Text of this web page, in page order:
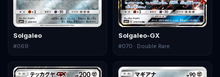
Solgaleo
#069
Solgaleo-GX
#070 · Double Rare